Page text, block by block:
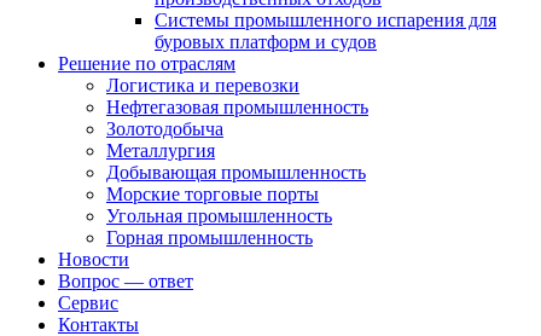
Системы промышленного испарения для
буровых платформ и судов
Решение по отраслям
Логистика и перевозки
Нефтегазовая промышленность
Золотодобыча
Металлургия
Добывающая промышленность
Морские торговые порты
Угольная промышленность
Горная промышленность
Новости
Вопрос — ответ
Сервис
Контакты